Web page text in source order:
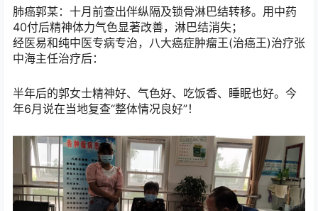
肺癌郭某：十月前查出伴纵隔及锁骨淋巴结转移。用中药
40付后精神体力气色显著改善，淋巴结消失；
经医易和纯中医专病专治，八大癌症肿瘤王(治癌王)治疗张
中海主任治疗后：
半年后的郭女士精神好、气色好、吃饭香、睡眠也好。今
年6月说在当地复查“整体情况良好”！